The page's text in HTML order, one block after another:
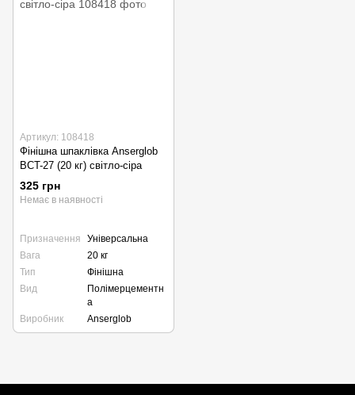
Артикул: 108418
Фінішна шпаклівка Anserglob
BCT-27 (20 кг) світло-сіра
325 грн
Немає в наявності
Призначення
Універсальна
Вага
20 кг
Тип
Фінішна
Вид
Полімерцементн
а
Виробник
Anserglob